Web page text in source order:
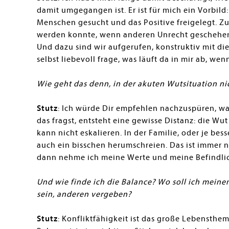
damit umgegangen ist. Er ist für mich ein
Menschen gesucht und das Positive freigelegt.
werden konnte, wenn anderen Unrecht
Und dazu sind wir aufgerufen, konstruktiv mit
selbst liebevoll frage, was läuft da in mir ab,
Wie geht das denn, in der akuten Wutsituation
Stutz: Ich würde Dir empfehlen nachzuspüren,
das fragst, entsteht eine gewisse Distanz: die
kann nicht eskalieren. In der Familie, oder je
auch ein bisschen herumschreien. Das ist immer
dann nehme ich meine Werte und meine
Und wie finde ich die Balance? Wo soll ich
sein, anderen vergeben?
Stutz: Konfliktfähigkeit ist das große